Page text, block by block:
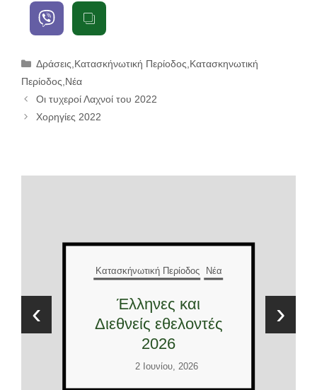
Κατηγορίες
Δράσεις Κατασκήνωτική Περίοδος Κατασκηνωτική
Περίοδος Νέα
Οι τυχεροί Λαχνοί του 2022
Χορηγίες 2022
Κατασκήνωτική Περίοδος Νέα
Έλληνες και
Διεθνείς εθελοντές
2026
2 Ιουνίου, 2026
‹ ›